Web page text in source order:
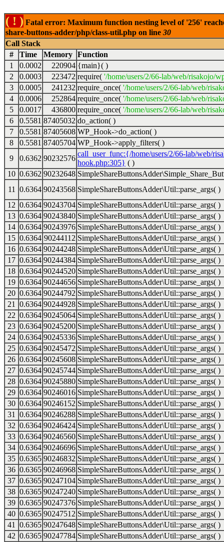
( ! ) Fatal error: Maximum function nesting level of '256'
share-buttons-adder/php/class-util.php on line 30
Call Stack
#
Time Memory Function
1
0.0002 220904 {main}( )
2
0.0003 223472 require( '/home/users/2/66-lab/web/risakojo/
3
0.0005 241232 require_once( '/home/users/2/66-lab/web/
4
0.0006 252864 require_once( '/home/users/2/66-lab/web/
5
0.0017 436800 require_once( '/home/users/2/66-lab/web/
6
0.5581 87405032 do_action( )
7
0.5581 87405608 WP_Hook->do_action( )
8
0.5581 87405704 WP_Hook->apply_filters( )
9
0.6362 90232576
call_user_func:{/home/users/2/66-lab/web/
hook.php:305} ( )
10 0.6362 90232648
11
0.6364 90243568 SimpleShareButtonsAdder\Util::parse_args( )
12 0.6364 90243704 SimpleShareButtonsAdder\Util::parse_args( )
13 0.6364 90243840 SimpleShareButtonsAdder\Util::parse_args( )
14 0.6364 90243976 SimpleShareButtonsAdder\Util::parse_args( )
15 0.6364 90244112 SimpleShareButtonsAdder\Util::parse_args( )
16 0.6364 90244248 SimpleShareButtonsAdder\Util::parse_args( )
17 0.6364 90244384 SimpleShareButtonsAdder\Util::parse_args( )
18 0.6364 90244520 SimpleShareButtonsAdder\Util::parse_args( )
19 0.6364 90244656 SimpleShareButtonsAdder\Util::parse_args( )
20 0.6364 90244792 SimpleShareButtonsAdder\Util::parse_args( )
21
0.6364 90244928 SimpleShareButtonsAdder\Util::parse_args( )
22 0.6364 90245064 SimpleShareButtonsAdder\Util::parse_args( )
23 0.6364 90245200 SimpleShareButtonsAdder\Util::parse_args( )
24 0.6364 90245336 SimpleShareButtonsAdder\Util::parse_args( )
25 0.6364 90245472 SimpleShareButtonsAdder\Util::parse_args( )
26 0.6364 90245608 SimpleShareButtonsAdder\Util::parse_args( )
27 0.6364 90245744 SimpleShareButtonsAdder\Util::parse_args( )
28 0.6364 90245880 SimpleShareButtonsAdder\Util::parse_args( )
29 0.6364 90246016 SimpleShareButtonsAdder\Util::parse_args( )
30 0.6364 90246152 SimpleShareButtonsAdder\Util::parse_args( )
31
0.6364 90246288 SimpleShareButtonsAdder\Util::parse_args( )
32 0.6364 90246424 SimpleShareButtonsAdder\Util::parse_args( )
33 0.6364 90246560 SimpleShareButtonsAdder\Util::parse_args( )
34 0.6364 90246696 SimpleShareButtonsAdder\Util::parse_args( )
35 0.6365 90246832 SimpleShareButtonsAdder\Util::parse_args( )
36 0.6365 90246968 SimpleShareButtonsAdder\Util::parse_args( )
37 0.6365 90247104 SimpleShareButtonsAdder\Util::parse_args( )
38 0.6365 90247240 SimpleShareButtonsAdder\Util::parse_args( )
39 0.6365 90247376 SimpleShareButtonsAdder\Util::parse_args( )
40 0.6365 90247512 SimpleShareButtonsAdder\Util::parse_args( )
41
0.6365 90247648 SimpleShareButtonsAdder\Util::parse_args( )
42 0.6365 90247784 SimpleShareButtonsAdder\Util::parse_args( )